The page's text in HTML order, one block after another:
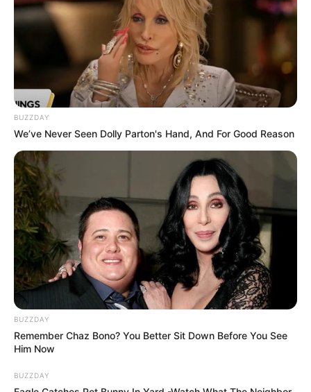
-ad7
*********************************************
Agente de Saúde não resiste após acidente durante
deslocamento para campanha de vacinação.
BUZZDAY
We’ve Never Seen Dolly Parton's Hand, And For Good Reason
BUZZDAY
Remember Chaz Bono? You Better Sit Down Before You See
Him Now
BUZZDAY